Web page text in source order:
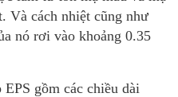
Và cách nhiệt cũng như
nó rơi vào khoảng 0.35
gồm các chiều dài